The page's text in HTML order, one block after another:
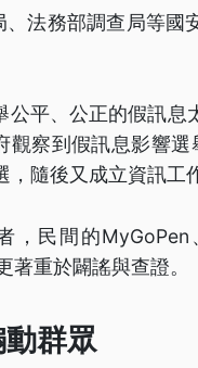
法務部調查局等國
公平、公正的假訊息
察到假訊息影響選
隨後又成立資訊工
民間的MyGoPen
重於闢謠與查證。
群眾